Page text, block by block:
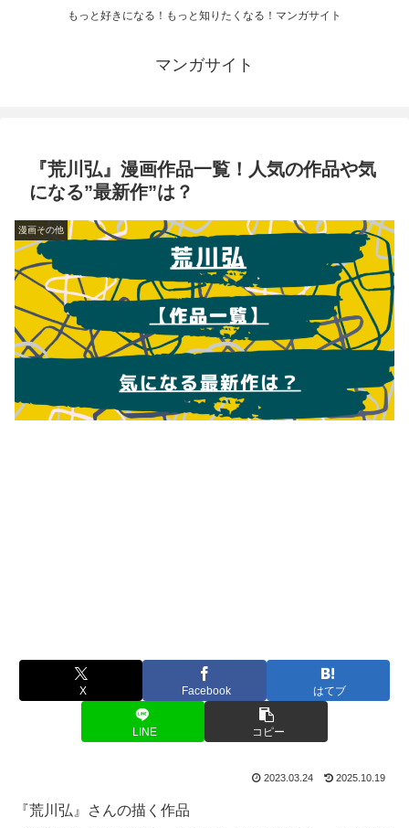
もっと好きになる！もっと知りたくなる！マンガサイト
マンガサイト
『荒川弘』漫画作品一覧！人気の作品や気
になる”最新作”は？
漫画その他
X Facebook はてブ
LINE コピー
2023.03.24 2025.10.19
『荒川弘』さんの描く作品